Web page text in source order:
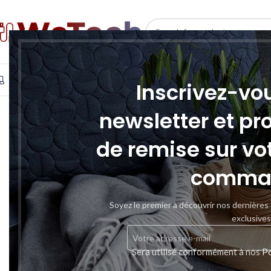
Inscrivez-
newsletter et
de remise sur
Soyez le premier à découvrir nos
exclusives
Sera utilisé conformément à nos
SELECT CATEGORY
INFORMATIQUE TÉLÉPHONIE & TABLETTE STOCKAGE